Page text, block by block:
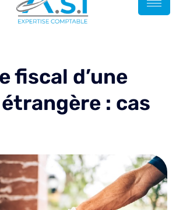
fiscal d’une
: cas